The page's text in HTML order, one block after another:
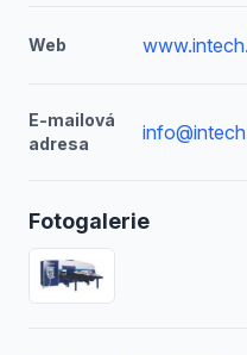
Web
E-mailová
adresa
Fotogalerie